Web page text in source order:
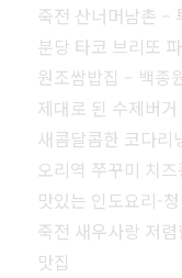
죽전 산너머남촌 –
분당 타코 브리또
원조쌈밥집 – 백종
제대로 된 수제버
새콤달콤한 코다리
오리역 쭈꾸미 치
맛있는 인도요리-
죽전 새우사랑 저
맛집